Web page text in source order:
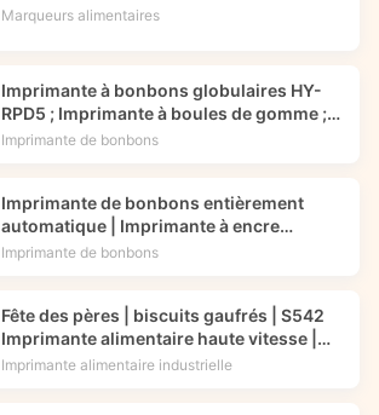
Marqueurs alimentaires
Imprimante à bonbons globulaires HY-
RPD5 ; Imprimante à boules de gomme ;
Encre comestible -- Foodart®
Imprimante de bonbons
Imprimante de bonbons entièrement
automatique | Imprimante à encre
comestible | Foodart® de Foodprinttech
Imprimante de bonbons
Fête des pères | biscuits gaufrés | S542
Imprimante alimentaire haute vitesse |
Technologie d'impression alimentaire
Imprimante alimentaire industrielle